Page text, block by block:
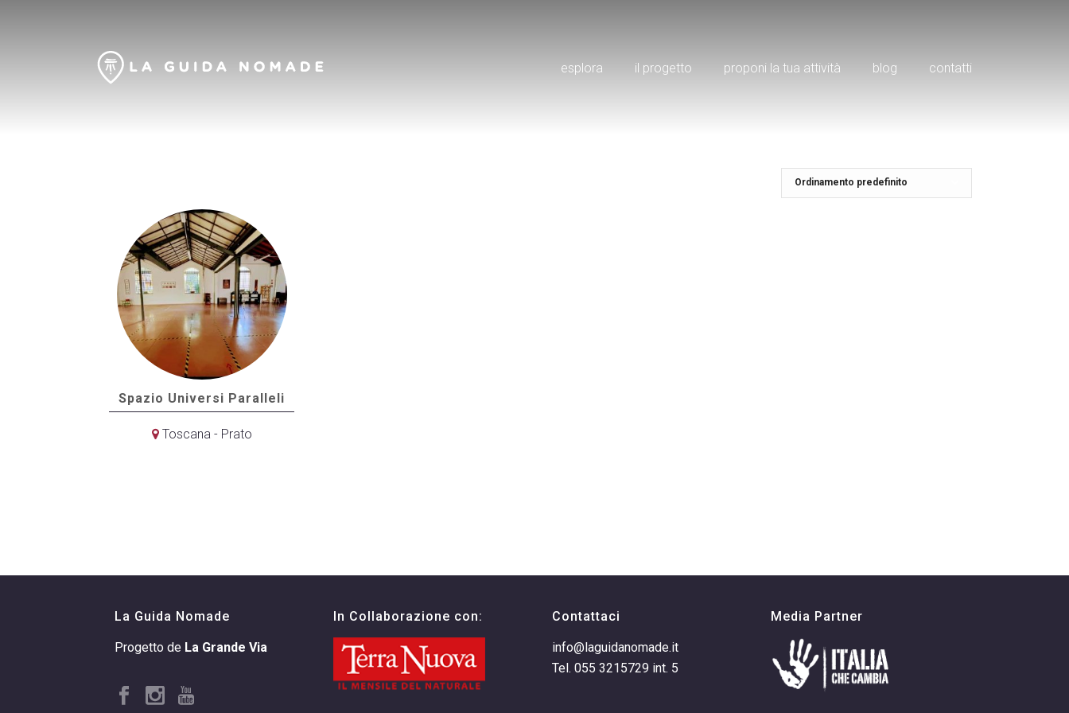
esplora il progetto proponi la tua attività blog contatti
Spazio Universi Paralleli
Toscana - Prato
La Guida Nomade
Progetto de La Grande Via
In Collaborazione con: Contattaci
info@laguidanomade.it
Tel. 055 3215729 int. 5
Media Partner